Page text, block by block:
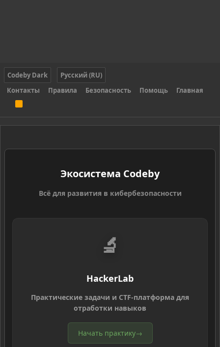
Codeby Dark
Русский (RU)
Контакты
Правила Безопасность Помощь Главная
S
Экосистема Codeby
Всё для развития в кибербезопасности
🔬
HackerLab
Практические задачи и CTF-платформа для
отработки навыков
Начать практику→